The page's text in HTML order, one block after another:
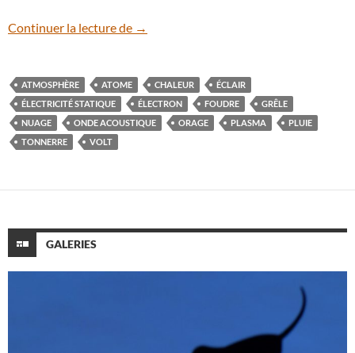
Continuer la lecture de Coup de foudre
→
ATMOSPHÈRE ATOME CHALEUR
ÉCLAIR
ÉLECTRICITÉ STATIQUE
ÉLECTRON FOUDRE
GRÊLE
NUAGE
ONDE ACOUSTIQUE ORAGE PLASMA
PLUIE
TONNERRE
VOLT
GALERIES